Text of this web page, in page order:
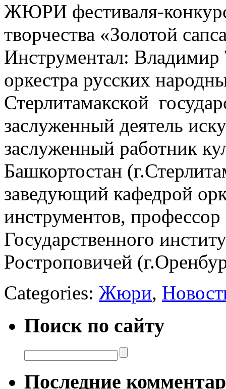
ЖЮРИ фестиваля-
творчества «Золотой
Инструментал:
оркестра русских
Стерлитамакской
заслуженный деятель
заслуженный работник
Башкортостан
заведующий кафедрой
инструментов,
Государственного
Ростроповичей
Categories: Жюри,
Поиск по сайту
Последние